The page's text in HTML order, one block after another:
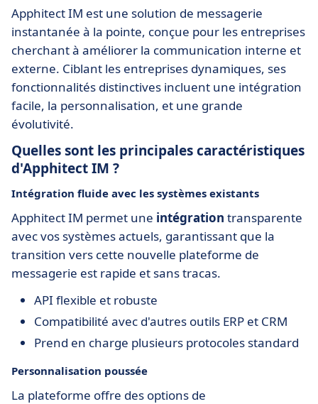
Apphitect IM est une solution de messagerie
instantanée à la pointe, conçue pour les entreprises
cherchant à améliorer la communication interne et
externe. Ciblant les entreprises dynamiques, ses
fonctionnalités distinctives incluent une intégration
facile, la personnalisation, et une grande
évolutivité.
Quelles sont les principales caractéristiques
d'Apphitect IM ?
Intégration fluide avec les systèmes existants
Apphitect IM permet une intégration transparente
avec vos systèmes actuels, garantissant que la
transition vers cette nouvelle plateforme de
messagerie est rapide et sans tracas.
API flexible et robuste
Compatibilité avec d'autres outils ERP et CRM
Prend en charge plusieurs protocoles standard
Personnalisation poussée
La plateforme offre des options de